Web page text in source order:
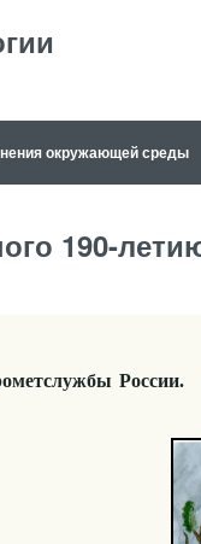
окружающей среды
190-
России.